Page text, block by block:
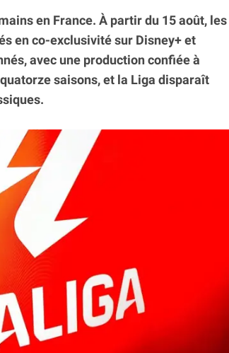
en France. À partir du 15 août, les
en co-exclusivité sur Disney+ et
avec une production confiée à
saisons, et la Liga disparaît